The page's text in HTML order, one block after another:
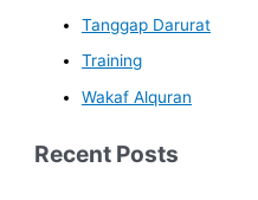
Tanggap Darurat
Training
Wakaf Alquran
Recent Posts